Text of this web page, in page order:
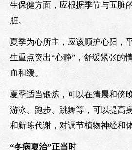
生保健方面，应根据季节与五脏
脏。
夏季为心所主，应该顾护心阳，
生重点突出“心静”，舒缓紧张的
血和缓。
夏季适当锻炼，可以在清晨和傍
游泳、跑步、跳舞等，可以提高
和新陈代谢，对调节植物神经和
“冬病夏治”正当时